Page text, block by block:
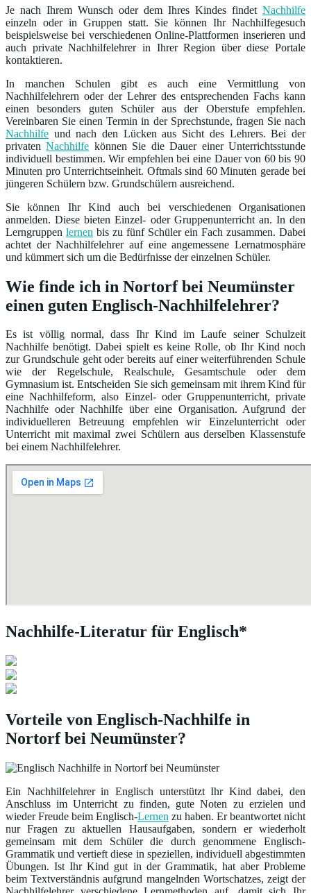
Je nach Ihrem Wunsch oder dem Ihres Kindes findet Nachhilfe
einzeln oder in Gruppen statt. Sie können Ihr Nachhilfegesuch
beispielsweise bei verschiedenen Online-Plattformen inserieren und
auch private Nachhilfelehrer in Ihrer Region über diese Portale
kontaktieren.
In manchen Schulen gibt es auch eine Vermittlung von
Nachhilfelehrern oder der Lehrer des entsprechenden Fachs kann
einen besonders guten Schüler aus der Oberstufe empfehlen.
Vereinbaren Sie einen Termin in der Sprechstunde, fragen Sie nach
Nachhilfe und nach den Lücken aus Sicht des Lehrers. Bei der
privatenNachhilfe können Sie die Dauer einer Unterrichtsstunde
individuell bestimmen. Wir empfehlen bei eine Dauer von 60 bis 90
Minuten pro Unterrichtseinheit. Oftmals sind 60 Minuten gerade bei
jüngeren Schülern bzw. Grundschülern ausreichend.
Sie können Ihr Kind auch bei verschiedenen Organisationen
anmelden. Diese bieten Einzel- oder Gruppenunterricht an. In den
Lerngruppen lernen bis zu fünf Schüler ein Fach zusammen. Dabei
achtet der Nachhilfelehrer auf eine angemessene Lernatmosphäre
und kümmert sich um die Bedürfnisse der einzelnen Schüler.
Wie finde ich in Nortorf bei Neumünster
einen guten Englisch-Nachhilfelehrer?
Es ist völlig normal, dass Ihr Kind im Laufe seiner Schulzeit
Nachhilfe benötigt. Dabei spielt es keine Rolle, ob Ihr Kind noch
zur Grundschule geht oder bereits auf einer weiterführenden Schule
wie der Regelschule, Realschule, Gesamtschule oder dem
Gymnasium ist. Entscheiden Sie sich gemeinsam mit ihrem Kind für
eine Nachhilfeform, also Einzel- oder Gruppenunterricht, private
Nachhilfe oder Nachhilfe über eine Organisation. Aufgrund der
individuelleren Betreuung empfehlen wir Einzelunterricht oder
Unterricht mit maximal zwei Schülern aus derselben Klassenstufe
bei einem Nachhilfelehrer.
Nachhilfe-Literatur für Englisch*
Vorteile von Englisch-Nachhilfe in
Nortorf bei Neumünster?
Ein Nachhilfelehrer in Englisch unterstützt Ihr Kind dabei, den
Anschluss im Unterricht zu finden, gute Noten zu erzielen und
wieder Freude beim Englisch-Lernen zu haben. Er beantwortet nicht
nur Fragen zu aktuellen Hausaufgaben, sondern er wiederholt
gemeinsam mit dem Schüler die durch genommene Englisch-
Grammatik und vertieft diese in speziellen, individuell abgestimmten
Übungen. Ist Ihr Kind gut in der Grammatik, hat aber Probleme
beim Textverständnis aufgrund mangelnden Wortschatzes, zeigt der